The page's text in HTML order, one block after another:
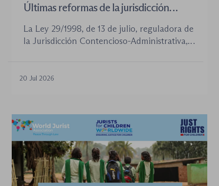
Últimas reformas de la jurisdicción
La Ley 29/1998, de 13 de julio, reguladora de
la Jurisdicción Contencioso-Administrativa,
aprobadas en los últimos años no han
tramitación de los procedimientos como en
la organización de los órganos […]
20 Jul 2026